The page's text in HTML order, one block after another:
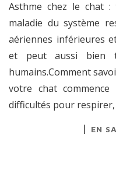
Asthme chez le chat :
maladie du système
aériennes inférieures
et peut aussi bien
humains.Comment
votre chat
difficultés pour
EN